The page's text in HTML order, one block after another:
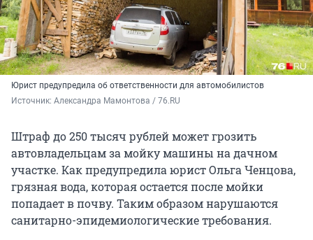
Юрист предупредила об ответственности для автомобилистов
Источник: Александра Мамонтова / 76.RU
Штраф до 250 тысяч рублей может грозить
автовладельцам за мойку машины на дачном
участке. Как предупредила юрист Ольга Ченцова,
грязная вода, которая остается после мойки
попадает в почву. Таким образом нарушаются
санитарно-эпидемиологические требования.